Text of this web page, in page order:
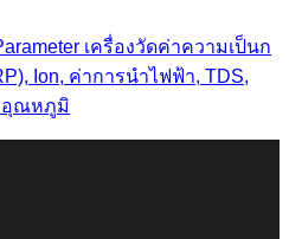
เครื่องวัดค่าความเป็นก
Ion, ค่าการนำไฟฟ้า, TDS,
อุณหภูมิ